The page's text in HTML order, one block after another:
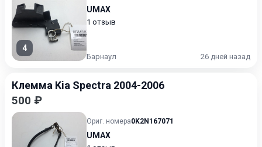
4
UMAX
1 отзыв
Барнаул 26 дней назад
Клемма Kia Spectra 2004-2006
500 ₽
Ориг. номера0K2N167071
UMAX